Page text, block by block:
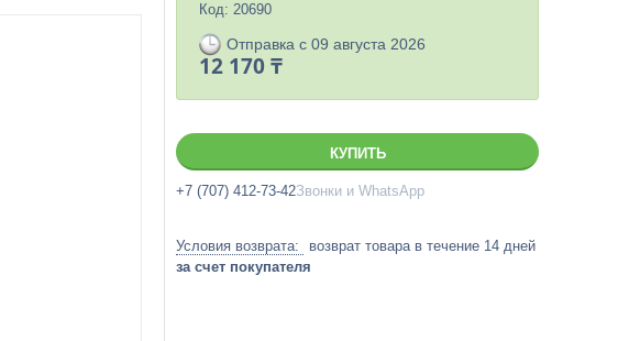
Код: 20690
Отправка с 09 августа 2026
12 170 ₸
КУПИТЬ
+7 (707) 412-73-42Звонки и WhatsApp
возврат товара в течение 14 дней
за счет покупателя